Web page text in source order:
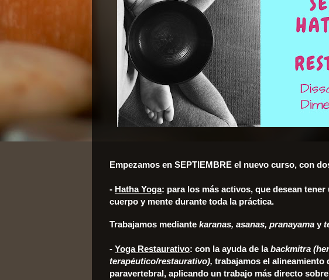
Empezamos en SEPTIEMBRE el nuevo curso, con
- Hatha Yoga: para los más activos, que desean
cuerpo y mente durante toda la práctica.
Trabajamos mediante karanas, asanas, pranayama y
- Yoga Restaurativo: con la ayuda de labackmitra
terapéutico/restaurativo), trabajamos el alineamiento
paravertebral, aplicando un trabajo más directo